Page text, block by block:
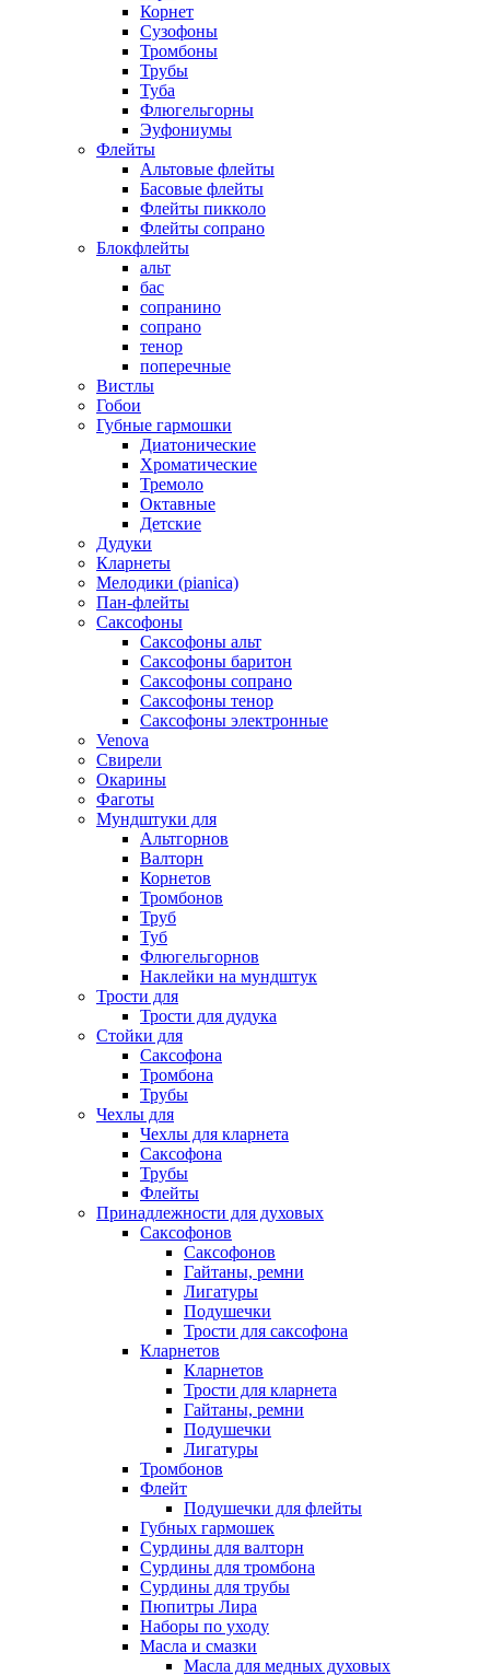
Корнет
Сузофоны
Тромбоны
Трубы
Туба
Флюгельгорны
Эуфониумы
Флейты
Альтовые флейты
Басовые флейты
Флейты пикколо
Флейты сопрано
Блокфлейты
альт
бас
сопранино
сопрано
тенор
поперечные
Вистлы
Гобои
Губные гармошки
Диатонические
Хроматические
Тремоло
Октавные
Детские
Дудуки
Кларнеты
Мелодики (pianica)
Пан-флейты
Саксофоны
Саксофоны альт
Саксофоны баритон
Саксофоны сопрано
Саксофоны тенор
Саксофоны электронные
Venova
Свирели
Окарины
Фаготы
Мундштуки для
Альтгорнов
Валторн
Корнетов
Тромбонов
Труб
Туб
Флюгельгорнов
Наклейки на мундштук
Трости для
Трости для дудука
Стойки для
Саксофона
Тромбона
Трубы
Чехлы для
Чехлы для кларнета
Саксофона
Трубы
Флейты
Принадлежности для духовых
Саксофонов
Саксофонов
Гайтаны, ремни
Лигатуры
Подушечки
Трости для саксофона
Кларнетов
Кларнетов
Трости для кларнета
Гайтаны, ремни
Подушечки
Лигатуры
Тромбонов
Флейт
Подушечки для флейты
Губных гармошек
Сурдины для валторн
Сурдины для тромбона
Сурдины для трубы
Пюпитры Лира
Наборы по уходу
Масла и смазки
Масла для медных духовых